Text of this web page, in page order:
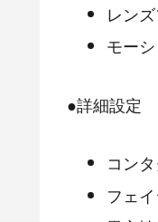
レン
モー
●詳細設定
コン
フェ